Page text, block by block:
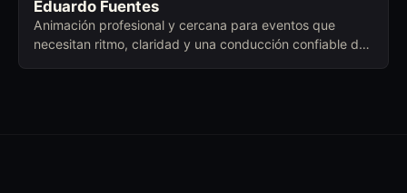
Eduardo Fuentes
Animación profesional y cercana para eventos que
necesitan ritmo, claridad y una conducción confiable de